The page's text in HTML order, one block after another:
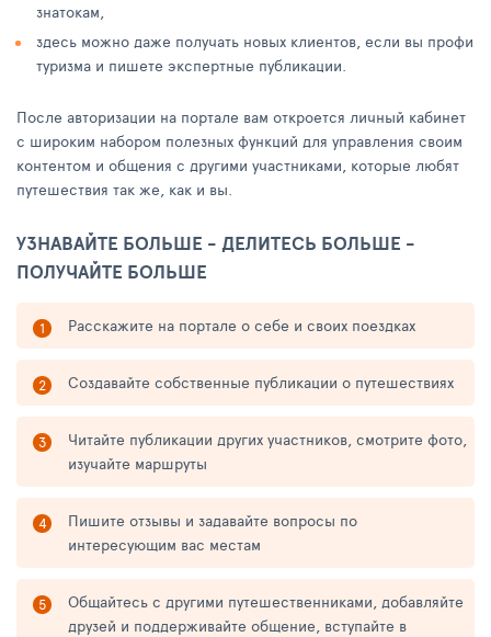
знатокам,
здесь можно даже получать новых клиентов, если вы профи
туризма и пишете экспертные публикации.
После авторизации на портале вам откроется личный кабинет
с широким набором полезных функций для управления своим
контентом и общения с другими участниками, которые любят
путешествия так же, как и вы.
УЗНАВАЙТЕ БОЛЬШЕ - ДЕЛИТЕСЬ БОЛЬШЕ -
ПОЛУЧАЙТЕ БОЛЬШЕ
Расскажите на портале о себе и своих поездках
Создавайте собственные публикации о путешествиях
Читайте публикации других участников, смотрите фото,
изучайте маршруты
Пишите отзывы и задавайте вопросы по
интересующим вас местам
Общайтесь с другими путешественниками, добавляйте
друзей и поддерживайте общение, вступайте в